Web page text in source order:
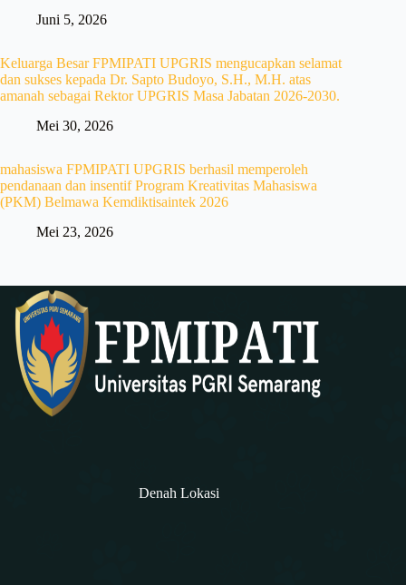
Juni 5, 2026
Keluarga Besar FPMIPATI UPGRIS mengucapkan selamat
dan sukses kepada Dr. Sapto Budoyo, S.H., M.H. atas
amanah sebagai Rektor UPGRIS Masa Jabatan 2026-2030.
Mei 30, 2026
mahasiswa FPMIPATI UPGRIS berhasil memperoleh
pendanaan dan insentif Program Kreativitas Mahasiswa
(PKM) Belmawa Kemdiktisaintek 2026
Mei 23, 2026
Denah Lokasi